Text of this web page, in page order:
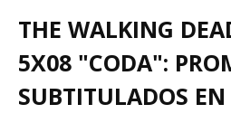
THE WALKING
5X08 "CODA":
SUBTITULADOS